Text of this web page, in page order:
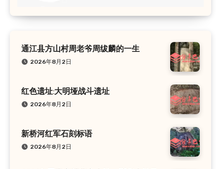
通江县方山村周老爷周绂麟的一生
2026年8月2日
红色遗址:大明垭战斗遗址
2026年8月2日
新桥河红军石刻标语
2026年8月2日